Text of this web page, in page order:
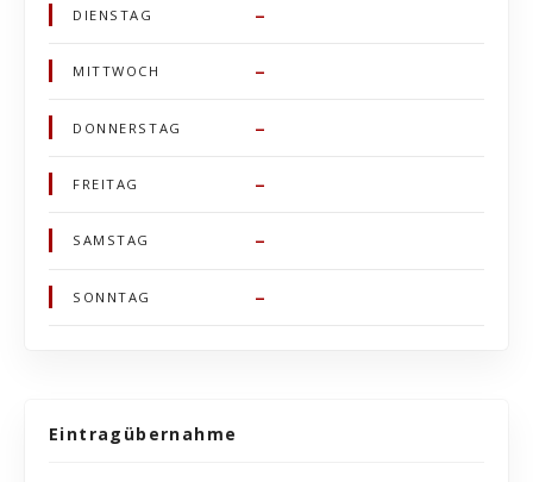
DIENSTAG –
MITTWOCH –
DONNERSTAG –
FREITAG –
SAMSTAG –
SONNTAG –
Eintragübernahme